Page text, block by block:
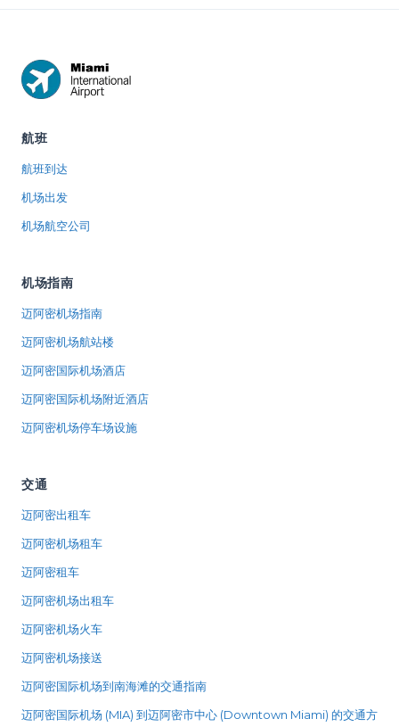
航班
航班到达
机场出发
机场航空公司
机场指南
迈阿密机场指南
迈阿密机场航站楼
迈阿密国际机场酒店
迈阿密国际机场附近酒店
迈阿密机场停车场设施
交通
迈阿密出租车
迈阿密机场租车
迈阿密租车
迈阿密机场出租车
迈阿密机场火车
迈阿密机场接送
迈阿密国际机场到南海滩的交通指南
迈阿密国际机场 (MIA) 到迈阿密市中心 (Downtown Miami) 的交通方